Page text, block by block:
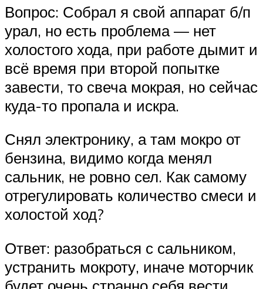
Вопрос: Собрал я свой аппарат б/п
урал, но есть проблема — нет
холостого хода, при работе дымит и
всё время при второй попытке
завести, то свеча мокрая, но сейчас
куда-то пропала и искра.
Снял электронику, а там мокро от
бензина, видимо когда менял
сальник, не ровно сел. Как самому
отрегулировать количество смеси и
холостой ход?
Ответ: разобраться с сальником,
устранить мокроту, иначе моторчик